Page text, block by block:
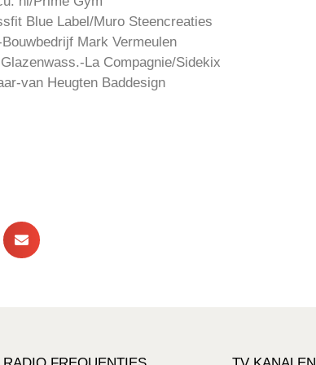
Blue Label/Muro Steencreaties
Mark Vermeulen
La Compagnie/Sidekix
van Heugten Baddesign